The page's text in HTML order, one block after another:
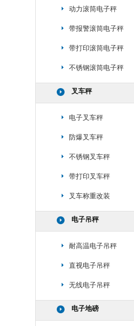
动力滚筒电子秤
带报警滚筒电子秤
带打印滚筒电子秤
不锈钢滚筒电子秤
叉车秤
电子叉车秤
防爆叉车秤
不锈钢叉车秤
带打印叉车秤
叉车称重改装
电子吊秤
耐高温电子吊秤
直视电子吊秤
无线电子吊秤
电子地磅